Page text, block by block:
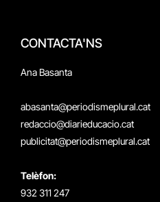
CONTACTA'NS
Ana Basanta
abasanta@periodismeplural.cat
redaccio@diarieducacio.cat
publicitat@periodismeplural.cat
Telèfon:
932 311 247